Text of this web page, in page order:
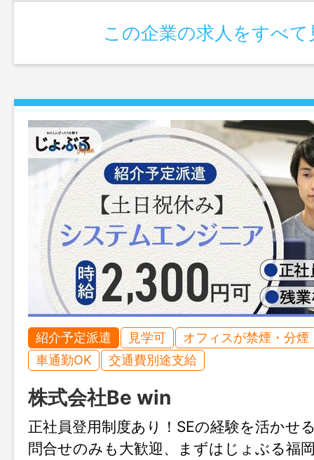
この企業の求人をすべて
紹介予定派遣 見学可
オフィスが禁煙・分煙
車通勤OK
交通費別途支給
株式会社Be win
正社員登用制度あり！SEの経験を活かせ
問合せのみも大歓迎、まずはじょぶる福